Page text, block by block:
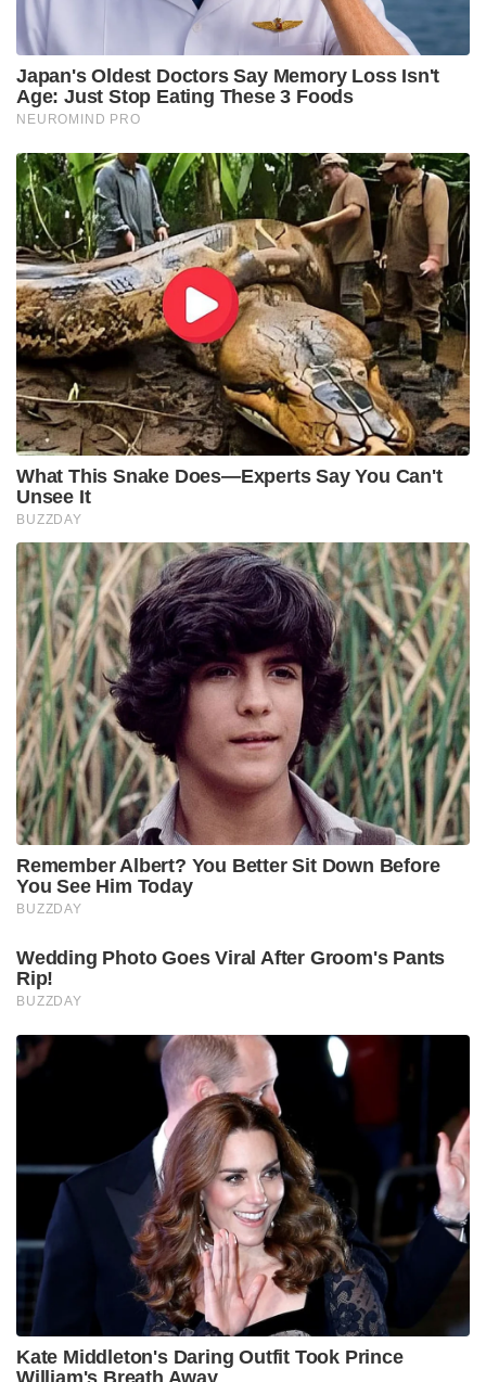
എങ്ങനെ നേടും എന്നതിന്റെ യാത്രയാണിത്. ഇന്ന്
ആളുകൾ മുംബൈ ഇന്ത്യൻസിനെയും ചെന്നൈ
സൂപ്പർ കിങ്സിനെയും ഏറ്റവും വിജയകരമായ
ഫ്രാഞ്ചൈസികളായി കാണുന്നു. എം.എസ് ധോണിയും
രോഹിത് ശർമ്മയും മികച്ച നായകന്മാരാണ്, അതിൽ
തർക്കമില്ല. എന്നാൽ എന്റെ വാക്കുകൾ
കുറിച്ചുവെച്ചോളൂ, പത്ത് വർഷത്തിന് ശേഷം ലോകം
മഹിയെയും രോഹിതിനെയും ഒപ്പം ഋഷഭിനെയും
കുറിച്ച് സംസാരിക്കും.”
എന്നാൽ ഈ പ്രവചനങ്ങളെല്ലാം വെറും രണ്ട് വർഷം
കൊണ്ട് തകിടം മറിഞ്ഞു. വെറും രണ്ട് സീസണുകൾ
മാത്രം നീണ്ടുനിന്ന അസ്വാരസ്യങ്ങൾക്കൊടുവിലാണ്
പന്ത് ടീമുമായി പിരിഞ്ഞത്. ക്യാപ്റ്റൻസി ഒഴിഞ്ഞ പന്ത്
ലഖ്‌നൗ സൂപ്പർ ജയന്റ്സിന്റെ നായകനെന്ന നിലയിൽ
പന്തിന്റെ കരിയർ കടുത്ത നിരാശ
സമ്മാനിക്കുന്നതായിരുന്നു. നായക സ്ഥാനം
ഏറ്റെടുത്ത ആദ്യ സീസണിൽ പോയിന്റ് പട്ടികയിൽ
ഏഴാം സ്ഥാനത്താണ് ലഖ്‌നൗ ഫിനിഷ് ചെയ്തത്.
ശേഷം അടുത്ത സീസണിൽ ടീമിന്റെ പ്രകടനം വീണ്ടും
മോശമാവുകയും പോയിന്റ് പട്ടികയിൽ ഏറ്റവും
അവസാന സ്ഥാനത്തേക്ക് ലഖ്‌നൗ കൂപ്പുകുത്തുകയും
ചെയ്തു. ടീമിന്റെ തുടർച്ചയായ പരാജയങ്ങൾക്ക്
പിന്നാലെ മുൻ ഓസീസ് താരം ടോം മൂഡി അടക്കമുള്ള
വിദഗ്ദ്ധർ ലഖ്‌നൗവിന്റെ നേതൃമാറ്റത്തെക്കുറിച്ച്
സൂചനകൾ നൽകിയിരുന്നു. ഇതിന് പിന്നാലെ 2026
സീസണിന്റെ പകുതിയിൽ വെച്ച് പന്ത് നായകസ്ഥാനം
ഒഴിയാൻ തീരുമാനിക്കുകയായിരുന്നു എന്നാണ്
റിപ്പോർട്ടുകൾ.
rohit sharma mahendra singh dhoni